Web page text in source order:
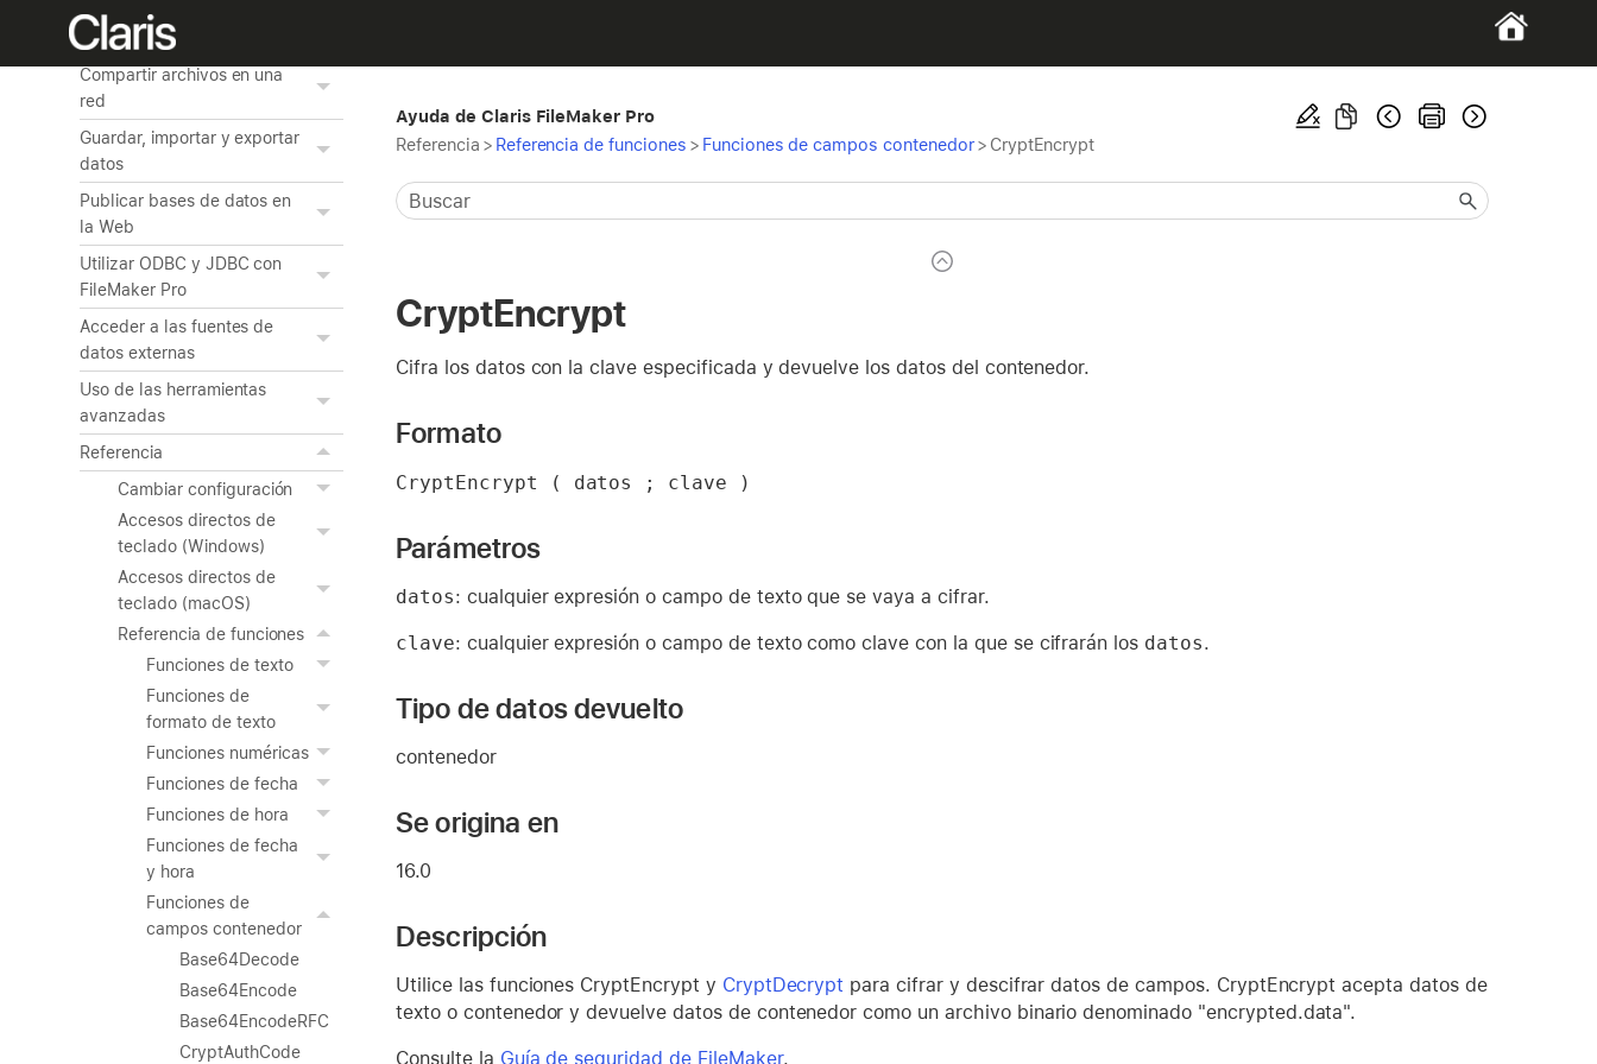
Gestión de seguridad
Compartir archivos en una
red
Guardar, importar y exportar
datos
Publicar bases de datos en
la Web
Utilizar ODBC y JDBC con
FileMaker Pro
Acceder a las fuentes de
datos externas
Uso de las herramientas
avanzadas
Referencia
Cambiar configuración
Accesos directos de
teclado (Windows)
Accesos directos de
teclado (macOS)
Referencia de funciones
Funciones de texto
Funciones de
formato de texto
Funciones numéricas
Funciones de fecha
Funciones de hora
Funciones de fecha
y hora
Funciones de
campos contenedor
Base64Decode
Base64Encode
Base64EncodeRFC
CryptAuthCode
Ayuda de Claris FileMaker Pro
Referencia > Referencia de funciones > Funciones de campos contenedor> CryptEncrypt
CryptEncrypt
Cifra los datos con la clave especificada y devuelve los datos del contenedor.
Formato
CryptEncrypt ( datos ; clave )
Parámetros
datos: cualquier expresión o campo de texto que se vaya a cifrar.
clave: cualquier expresión o campo de texto como clave con la que se cifrarán los datos.
Tipo de datos devuelto
contenedor
Se origina en
16.0
Descripción
Utilice las funciones CryptEncrypt y CryptDecrypt para cifrar y descifrar datos de campos. CryptEncrypt acepta datos de
texto o contenedor y devuelve datos de contenedor como un archivo binario denominado "encrypted.data".
Consulte la Guía de seguridad de FileMaker.